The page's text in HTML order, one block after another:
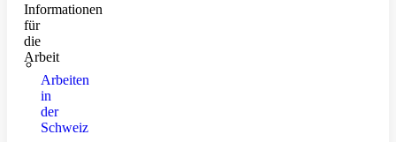
Informationen
für
die
Arbeit
Arbeiten
in
der
Schweiz